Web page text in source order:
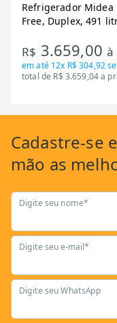
Refrigerador Midea
Free, Duplex, 491
RT650EVK463)
R$ 3.659,00à
em até 12x R$ 304,92
total de R$ 3.659,04 a
Cadastre-se
mão as
Digite seu nome*
Digite seu e-mail*
Digite seu WhatsApp